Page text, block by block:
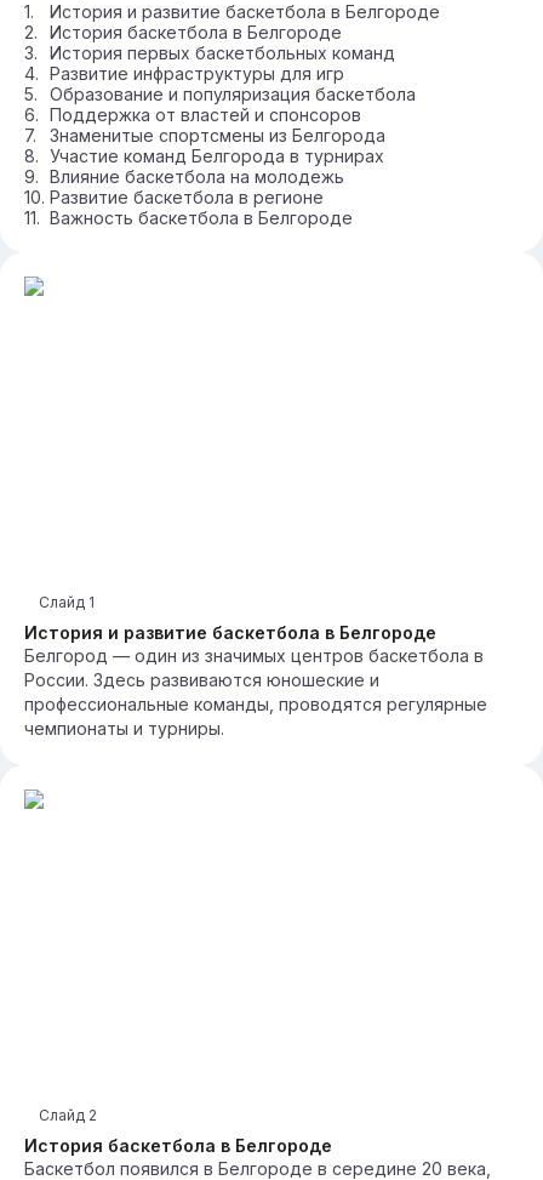
История и развитие баскетбола в Белгороде
История баскетбола в Белгороде
История первых баскетбольных команд
Развитие инфраструктуры для игр
Образование и популяризация баскетбола
Поддержка от властей и спонсоров
Знаменитые спортсмены из Белгорода
Участие команд Белгорода в турнирах
Влияние баскетбола на молодежь
Развитие баскетбола в регионе
Важность баскетбола в Белгороде
История и развитие баскетбола в Белгороде
Слайд 1
Белгород — один из значимых центров баскетбола в
России. Здесь развиваются юношеские и
профессиональные команды, проводятся регулярные
чемпионаты и турниры.
История баскетбола в Белгороде
Слайд 2
Баскетбол появился в Белгороде в середине 20 века,